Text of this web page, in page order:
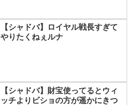
【シャドバ】ロイヤル戦長すぎて
やりたくねぇルナ
【シャドバ】財宝使ってるとウィ
ッチよりビショの方が遥かにきつ